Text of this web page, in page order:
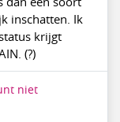
inschatten. Ik
krijgt
(?)
niet